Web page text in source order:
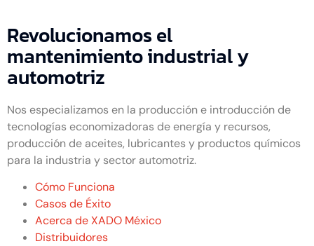
Revolucionamos el
mantenimiento industrial y
automotriz
Nos especializamos en la producción e introducción de
tecnologías economizadoras de energía y recursos,
producción de aceites, lubricantes y productos químicos
para la industria y sector automotriz.
Cómo Funciona
Casos de Éxito
Acerca de XADO México
Distribuidores